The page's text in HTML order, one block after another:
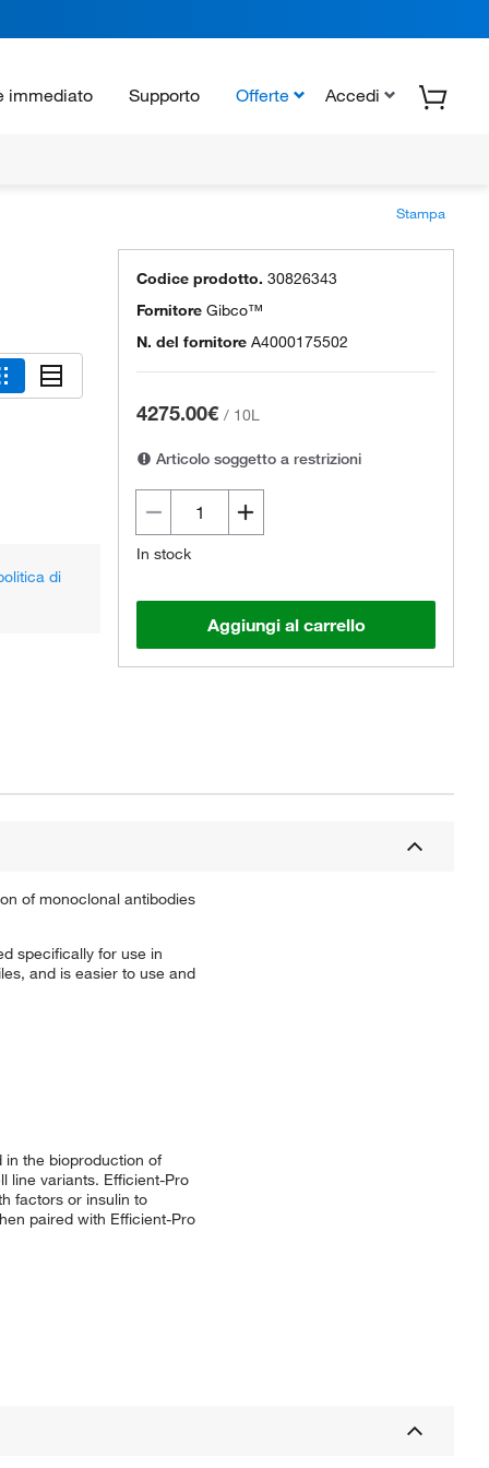
immediato Supporto Offerte Accedi
Stampa
di
Codice prodotto. 30826343
Fornitore Gibco™
N. del fornitore A4000175502
4275.00€ / 10L
Articolo soggetto a restrizioni
In stock
Aggiungi al carrello
of monoclonal antibodies
specifically for use in
and is easier to use and
in the bioproduction of
line variants. Efficient-Pro
factors or insulin to
paired with Efficient-Pro